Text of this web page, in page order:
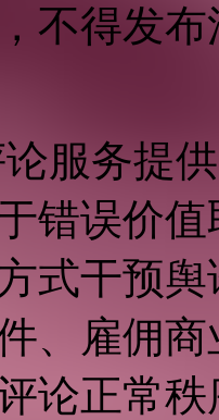
不得发
服务提
错误价
式干预
、雇佣
论正常